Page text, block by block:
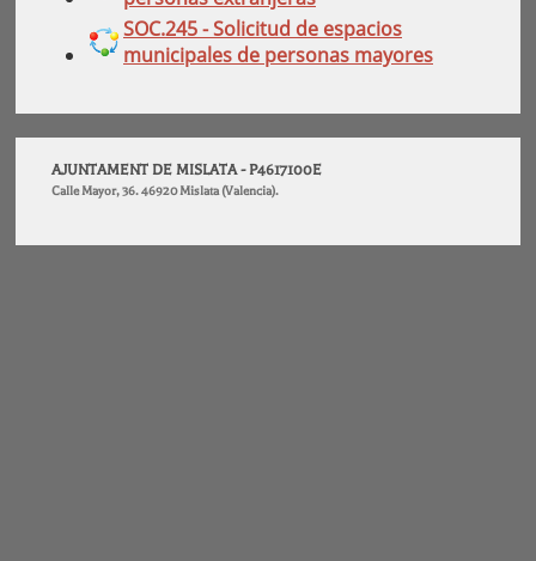
SOC.245 - Solicitud de espacios
municipales de personas mayores
AJUNTAMENT DE MISLATA - P4617100E
Calle Mayor, 36. 46920 Mislata (Valencia).